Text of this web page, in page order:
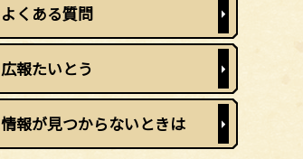
よくある質問
広報たいとう
情報が見つからないときは